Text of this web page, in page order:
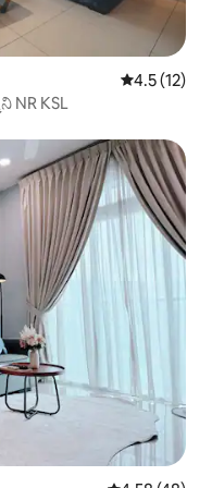
5 ರಲ್ಲಿ 4.5
4.5 (12)
NR KSL